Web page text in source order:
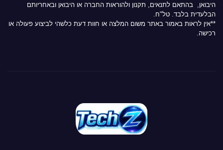
היבואן, בהתאם לתנאים, תקנון ולהוראות החברה או היבואן ובאחריותם
הבלעדית בלבד. טל"ח.
**אין לראות באמור באתר משום המלצה או חוות דעת כלשהי לביצוע פעולה או
רכישה.